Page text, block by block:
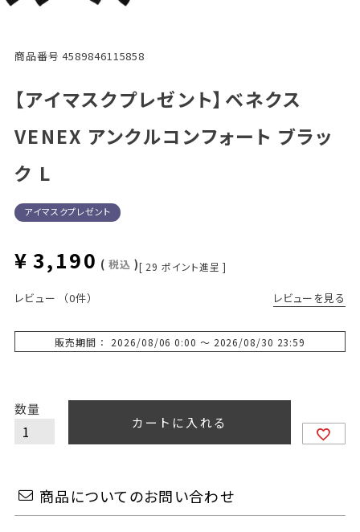
商品番号 4589846115858
【アイマスクプレゼント】ベネクス
VENEX アンクルコンフォート ブラッ
ク L
アイマスクプレゼント
¥ 3,190 税込 [ 29 ポイント進呈 ]
レビュー （0件） レビューを見る
販売期間 2026/08/06 0:00 〜 2026/08/30 23:59
カートに入れる
商品についてのお問い合わせ